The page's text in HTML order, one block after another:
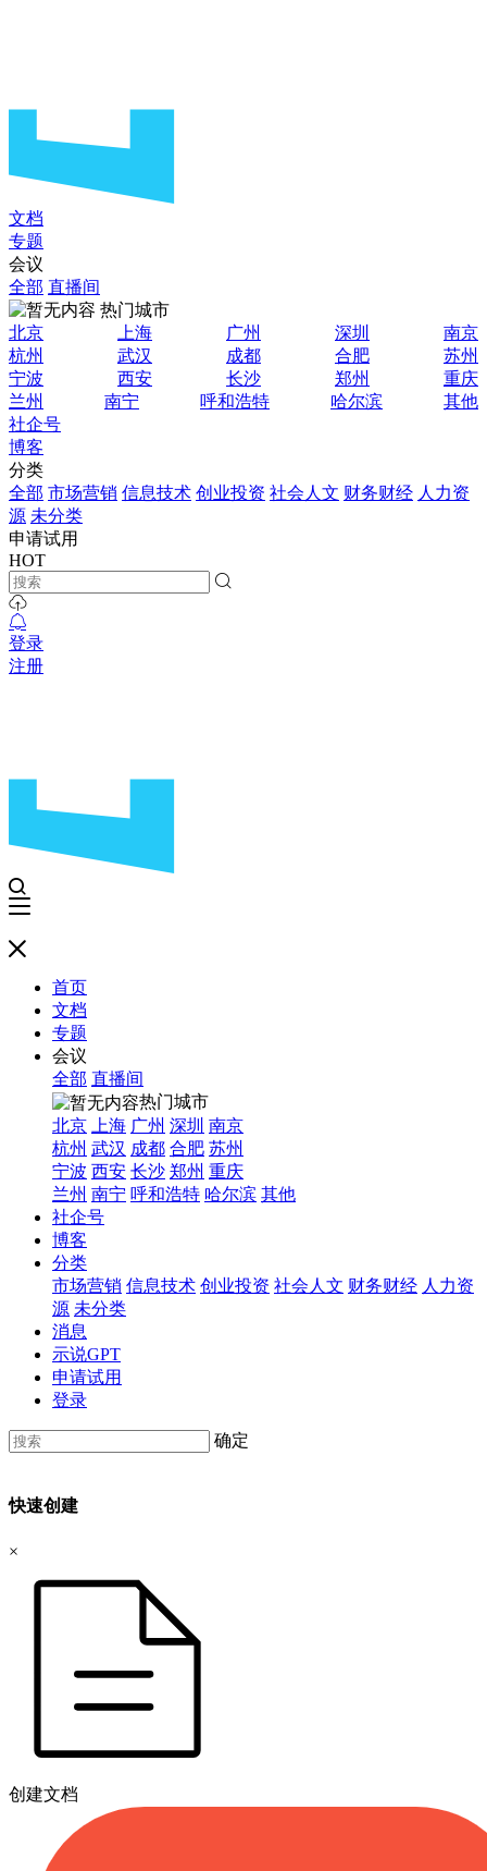
文档
专题
会议
全部 直播间
热门城市
北京
上海 广州 深圳
南京
杭州
武汉 成都 合肥
苏州
宁波
西安 长沙 郑州
重庆
兰州
南宁 呼和浩特 哈尔滨
其他
社企号
博客
分类
全部 市场营销 信息技术 创业投资 社会人文 财务财经 人力资
源 未分类
申请试用
HOT
登录
注册
首页
文档
专题
会议
全部 直播间
热门城市
北京
上海 广州 深圳 南京
杭州 武汉 成都 合肥 苏州
宁波 西安 长沙 郑州 重庆
兰州 南宁 呼和浩特 哈尔滨 其他
社企号
博客
分类
市场营销 信息技术 创业投资 社会人文 财务财经 人力资
源 未分类
消息
示说GPT
申请试用
登录
确定
快速创建
×
创建文档